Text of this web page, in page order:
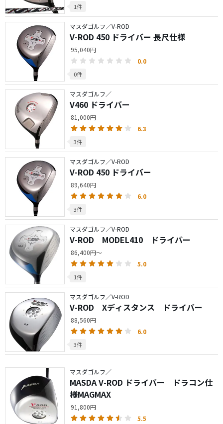
1件
マスダゴルフ／V-ROD
V-ROD 450 ドライバー 長尺仕様
95,040円
0.0
0件
マスダゴルフ／
V460 ドライバー
81,000円
6.3
3件
マスダゴルフ／V-ROD
V-ROD 450 ドライバー
89,640円
6.0
3件
マスダゴルフ／V-ROD
V-ROD MODEL410 ドライバー
86,400円～
5.0
1件
マスダゴルフ／V-ROD
V-ROD Xディスタンス ドライバー
88,560円
6.0
3件
マスダゴルフ／
MASDA V-ROD ドライバー ドラコン仕
様MAGMAX
91,800円
5.5